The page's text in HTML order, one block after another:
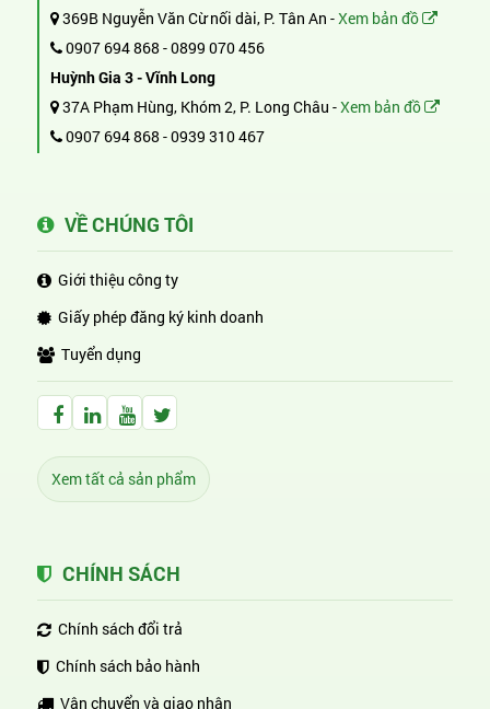
369B Nguyễn Văn Cừ nối dài, P. Tân An -Xem bản đồ
0907 694 868 -0899 070 456
Huỳnh Gia 3 - Vĩnh Long
37A Phạm Hùng, Khóm 2, P. Long Châu -Xem bản đồ
0907 694 868 -0939 310 467
VỀ CHÚNG TÔI
Giới thiệu công ty
Giấy phép đăng ký kinh doanh
Tuyển dụng
Facebook Huỳnh Gia Alpha
LinkedIn Huỳnh Gia Alpha
YouTube Huỳnh Gia Alpha
Twitter Huỳnh Gia Alpha
Xem tất cả sản phẩm
CHÍNH SÁCH
Chính sách đổi trả
Chính sách bảo hành
Vận chuyển và giao nhận